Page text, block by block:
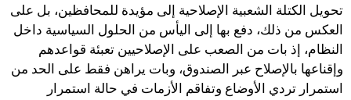
تحويل الكتلة الشعبية الإصلاحية إلى مؤيدة للمحافظين، بل على
العكس من ذلك، دفع بها إلى اليأس من الحلول السياسية داخل
النظام، إذ بات من الصعب على الإصلاحيين تعبئة قواعدهم
وإقناعها بالإصلاح عبر الصندوق، وبات يراهن فقط على الحد من
استمرار تردي الأوضاع وتفاقم الأزمات في حالة استمرار